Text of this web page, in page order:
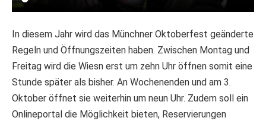
In diesem Jahr wird das Münchner Oktoberfest geänderte
Regeln und Öffnungszeiten haben. Zwischen Montag und
Freitag wird die Wiesn erst um zehn Uhr öffnen somit eine
Stunde später als bisher. An Wochenenden und am 3.
Oktober öffnet sie weiterhin um neun Uhr. Zudem soll ein
Onlineportal die Möglichkeit bieten, Reservierungen